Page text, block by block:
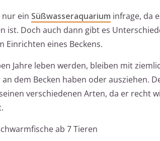
ein Süßwasseraquarium infrage, da
ist. Doch auch dann gibt es
Einrichten eines Beckens.
Jahre leben werden, bleiben mit
dem Becken haben oder ausziehen.
verschiedenen Arten, da er recht
ab 7 Tieren